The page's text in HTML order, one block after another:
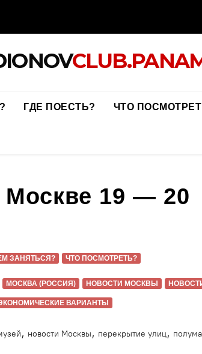
ГДЕ ПОЕСТЬ? ЧТО
Москве 19 — 20
ЗАНЯТЬСЯ? ЧТО ПОСМОТРЕТЬ?
МОСКВА (РОССИЯ) НОВОСТИ МОСКВЫ
ВАРИАНТЫ
, новости Москвы, перекрытие улиц,